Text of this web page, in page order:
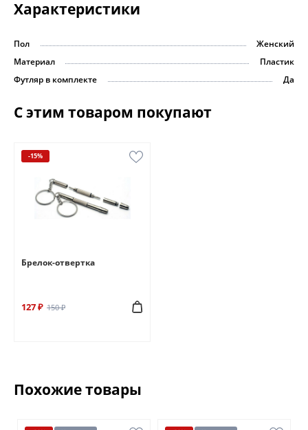
Характеристики
Пол
Женский
Материал
Пластик
Футляр в комплекте
Да
С этим товаром покупают
-15%
Брелок-отвертка
127 ₽ 150 ₽
Похожие товары